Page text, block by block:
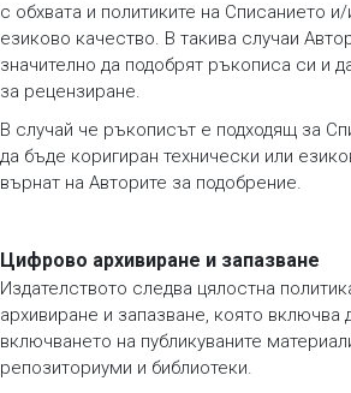
с обхвата и политиките на Списанието
езиково качество. В такива случаи
значително да подобрят ръкописа си и
за рецензиране.
В случай че ръкописът е подходящ за
да бъде коригиран технически или
върнат на Авторите за подобрение.
Цифрово архивиране и запазване
Издателството следва цялостна
архивиране и запазване, която включва
включването на публикуваните
репозиториуми и библиотеки.